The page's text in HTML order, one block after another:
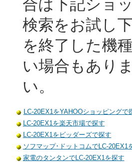
合は下記ショ
検索をお試し
を終了した機
い場合もあり
い。
LC-20EX1をYAHOOショッピングで
LC-20EX1を楽天市場で探す
LC-20EX1をビッダーズで探す
ソフマップ･ドットコムでLC-20EX1
家電のタンタンでLC-20EX1を探す